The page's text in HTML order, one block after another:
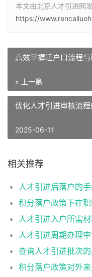
本文由北京人才引进网
https://
高效掌握迁户口流程与
« 上一篇
优化人才引进审核流
2025-06-11
相关推荐
人才引进后落户的
积分落户政策下在
人才引进入户所需
人才引进周期办理
查询人才引进批次
积分落户政策对外